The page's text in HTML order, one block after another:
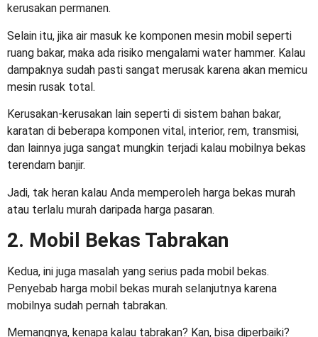
kerusakan permanen.
Selain itu, jika air masuk ke komponen mesin mobil seperti
ruang bakar, maka ada risiko mengalami water hammer. Kalau
dampaknya sudah pasti sangat merusak karena akan memicu
mesin rusak total.
Kerusakan-kerusakan lain seperti di sistem bahan bakar,
karatan di beberapa komponen vital, interior, rem, transmisi,
dan lainnya juga sangat mungkin terjadi kalau mobilnya bekas
terendam banjir.
Jadi, tak heran kalau Anda memperoleh harga bekas murah
atau terlalu murah daripada harga pasaran.
2. Mobil Bekas Tabrakan
Kedua, ini juga masalah yang serius pada mobil bekas.
Penyebab harga mobil bekas murah selanjutnya karena
mobilnya sudah pernah tabrakan.
Memangnya, kenapa kalau tabrakan? Kan, bisa diperbaiki?